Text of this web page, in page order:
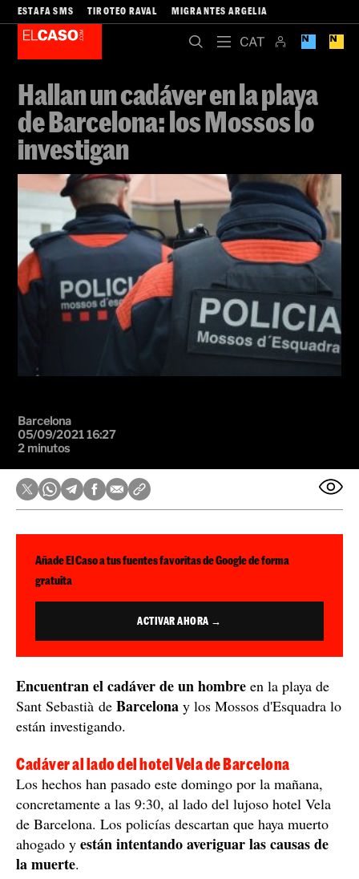
ESTAFA SMS TIROTEO RAVAL MIGRANTES ARGELIA
Hallan un cadáver en la playa
de Barcelona: los Mossos lo
investigan
Barcelona
05/09/2021 16:27
2 minutos
Añade El Caso a tus fuentes favoritas de Google de forma
gratuita
ACTIVAR AHORA →
Encuentran el cadáver de un hombre en la playa de
Sant Sebastià de Barcelona y los Mossos d'Esquadra lo
están investigando.
Cadáver al lado del hotel Vela de Barcelona
Los hechos han pasado este domingo por la mañana,
concretamente a las 9:30, al lado del lujoso hotel Vela
de Barcelona. Los policías descartan que haya muerto
ahogado y están intentando averiguar las causas de
la muerte.